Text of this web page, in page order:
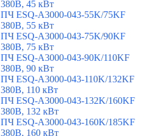
380В, 45 кВт
ПЧ ESQ-A3000-043-55K/75KF
380В, 55 кВт
ПЧ ESQ-A3000-043-75K/90KF
380В, 75 кВт
ПЧ ESQ-A3000-043-90K/110KF
380В, 90 кВт
ПЧ ESQ-A3000-043-110K/132KF
380В, 110 кВт
ПЧ ESQ-A3000-043-132K/160KF
380В, 132 кВт
ПЧ ESQ-A3000-043-160K/185KF
380В, 160 кВт